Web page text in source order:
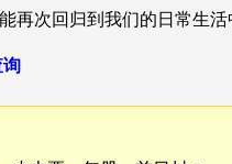
次回归到我们的日常生活
询